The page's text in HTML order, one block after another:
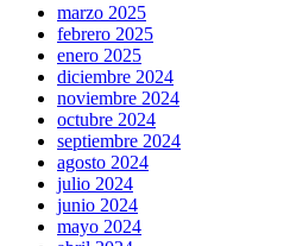
marzo 2025
febrero 2025
enero 2025
diciembre 2024
noviembre 2024
octubre 2024
septiembre 2024
agosto 2024
julio 2024
junio 2024
mayo 2024